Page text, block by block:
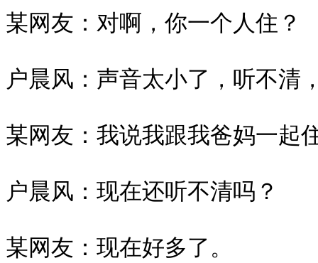
某网友：对啊，你一个人住？
户晨风：声音太小了，听不清
某网友：我说我跟我爸妈一起
户晨风：现在还听不清吗？
某网友：现在好多了。